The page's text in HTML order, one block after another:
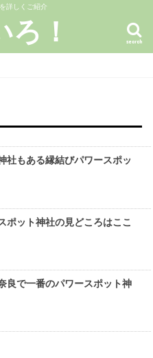
詳しくご紹介
！ search
社もある縁結びパワースポッ
ポット神社の見どころはここ
良で一番のパワースポット神